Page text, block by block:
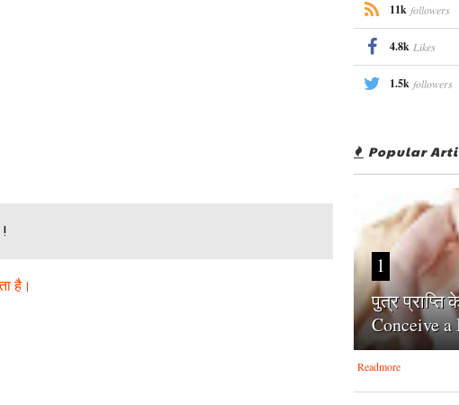
है।
11k followers
4.8k Likes
1.5k followers
Popular
1
पुत्र
Conceive
Readmore